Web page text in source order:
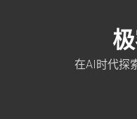
在AI时代探